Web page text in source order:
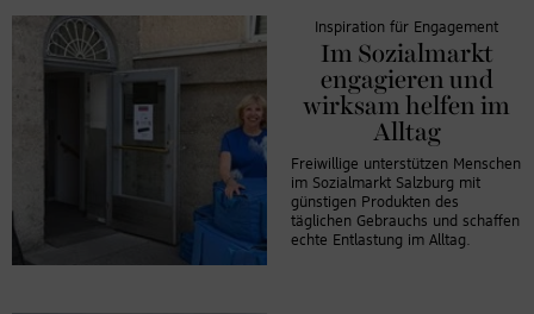
Inspiration für Engagement
Im Sozialmarkt
engagieren und
wirksam helfen im
Alltag
Freiwillige unterstützen Menschen
im Sozialmarkt Salzburg mit
günstigen Produkten des
täglichen Gebrauchs und schaffen
echte Entlastung im Alltag.